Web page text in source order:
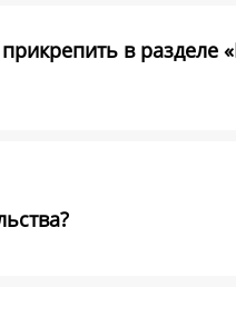
в разделе